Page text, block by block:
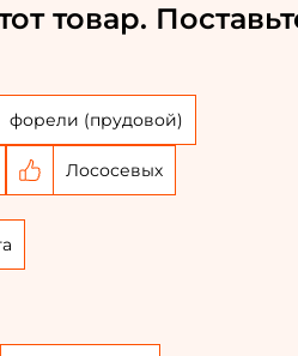
товар.
форели (прудовой)
Лососевых
соглашаетесь на
данных